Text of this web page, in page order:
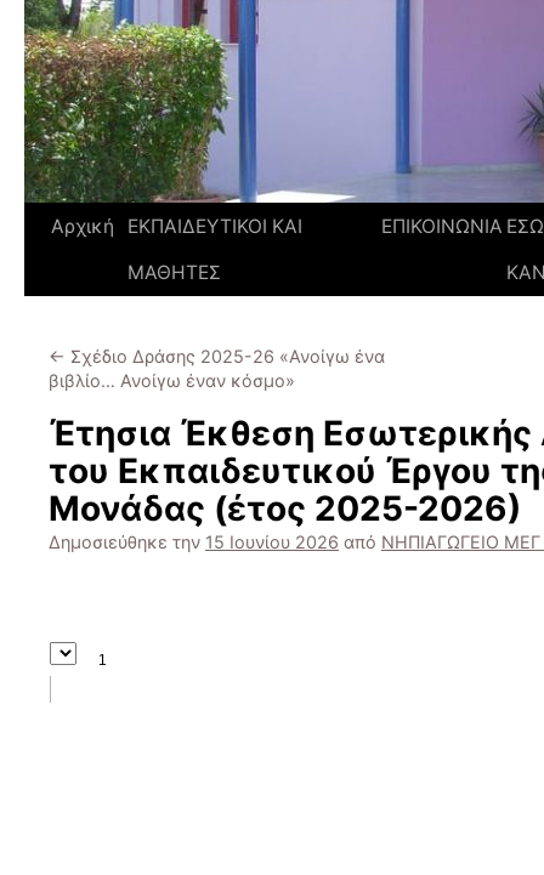
Αρχική
ΕΚΠΑΙΔΕΥΤΙΚΟΙ ΚΑΙ
ΜΑΘΗΤΕΣ
ΕΠΙΚΟΙΝΩΝΙΑ
← Σχέδιο Δράσης 2025-26 «Ανοίγω ένα
βιβλίο… Ανοίγω έναν κόσμο»
Έτησια Έκθεση Εσωτερικής
του Εκπαιδευτικού Έργου
Μονάδας (έτος 2025-2026)
Δημοσιεύθηκε την 15 Ιουνίου 2026 από ΝΗΠΙΑΓΩΓΕΙΟ